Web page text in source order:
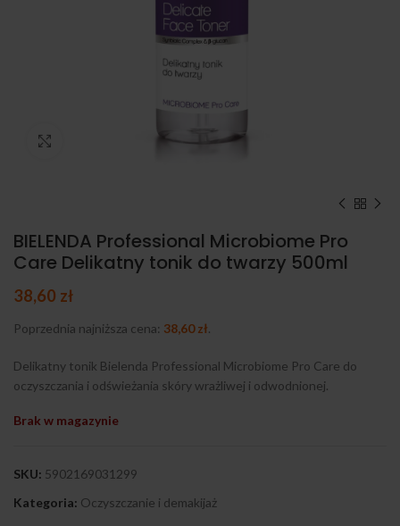
Kliknij, aby powiększyć
BIELENDA Professional Microbiome Pro
Care Delikatny tonik do twarzy 500ml
38,60 zł
Poprzednia najniższa cena: 38,60zł.
Delikatny tonik Bielenda Professional Microbiome Pro Care do
oczyszczania i odświeżania skóry wrażliwej i odwodnionej.
Brak w magazynie
SKU: 5902169031299
Kategoria: Oczyszczanie i demakijaż